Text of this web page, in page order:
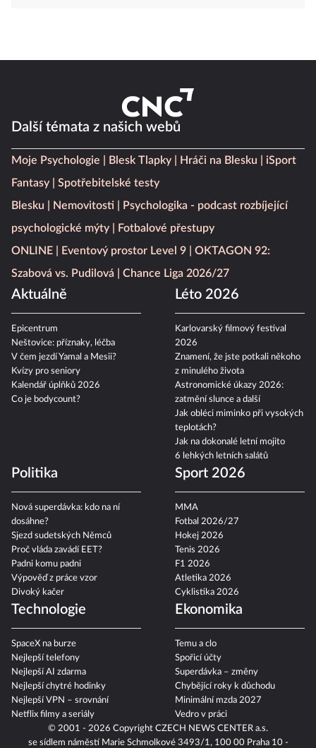
© 2001 - 2026 Copyright CZECH NEWS CENTER a.s.
se sídlem náměstí Marie Schmolkové 3493/1, 100 00 Praha 10 -
Další témata z našich webů
Moje Psychologie Blesk Tlapky Hráči na Blesku
iSport
Fantasy
Spotřebitelské testy
Blesku
Nemovitosti
Psychologika - podcast rozbíjející
psychologické mýty
Fotbalové přestupy
ONLINE
Eventový prostor Level 9
OKTAGON 92:
Szabová vs. Pudilová
Chance Liga 2026/27
Aktuálně
Epicentrum
Neštovice: příznaky, léčba
V čem jezdí Yamal a Mesii?
Kvízy pro seniory
Kalendář úplňků 2026
Co je bodycount?
Léto 2026
Karlovarský filmový festival
2026
Znamení, že jste potkali někoho
z minulého života
Astronomické úkazy 2026:
zatmění slunce a další
Jak obléci miminko při vysokých
teplotách?
Jak na dokonalé letní mojito
6 lehkých letních salátů
Politika
Nová superdávka: kdo na ní
dosáhne?
Sjezd sudetských Němců
Proč vláda zavádí EET?
Padni komu padni
Výpověď z práce vzor
Divoký kačer
Sport 2026
MMA
Fotbal 2026/27
Hokej 2026
Tenis 2026
F1 2026
Atletika 2026
Cyklistika 2026
Technologie
SpaceX na burze
Nejlepší telefony
Nejlepší AI zdarma
Nejlepší chytré hodinky
Nejlepší VPN – srovnání
Netflix filmy a seriály
Ekonomika
Temu a clo
Spořicí účty
Superdávka – změny
Chybějící roky k důchodu
Minimální mzda 2027
Vedro v práci